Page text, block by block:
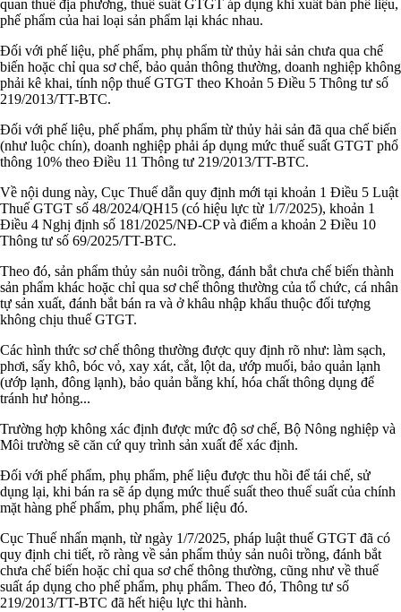
quan thuế địa phương, thuế suất GTGT áp dụng khi xuất bán phế liệu,
phế phẩm của hai loại sản phẩm lại khác nhau.
Đối với phế liệu, phế phẩm, phụ phẩm từ thủy hải sản chưa qua chế
biến hoặc chỉ qua sơ chế, bảo quản thông thường, doanh nghiệp không
phải kê khai, tính nộp thuế GTGT theo Khoản 5 Điều 5 Thông tư số
219/2013/TT-BTC.
Đối với phế liệu, phế phẩm, phụ phẩm từ thủy hải sản đã qua chế biến
(như luộc chín), doanh nghiệp phải áp dụng mức thuế suất GTGT phổ
thông 10% theo Điều 11 Thông tư 219/2013/TT-BTC.
Về nội dung này, Cục Thuế dẫn quy định mới tại khoản 1 Điều 5 Luật
Thuế GTGT số 48/2024/QH15 (có hiệu lực từ 1/7/2025), khoản 1
Điều 4 Nghị định số 181/2025/NĐ-CP và điểm a khoản 2 Điều 10
Thông tư số 69/2025/TT-BTC.
Theo đó, sản phẩm thủy sản nuôi trồng, đánh bắt chưa chế biến thành
sản phẩm khác hoặc chỉ qua sơ chế thông thường của tổ chức, cá nhân
tự sản xuất, đánh bắt bán ra và ở khâu nhập khẩu thuộc đối tượng
không chịu thuế GTGT.
Các hình thức sơ chế thông thường được quy định rõ như: làm sạch,
phơi, sấy khô, bóc vỏ, xay xát, cắt, lột da, ướp muối, bảo quản lạnh
(ướp lạnh, đông lạnh), bảo quản bằng khí, hóa chất thông dụng để
tránh hư hỏng...
Trường hợp không xác định được mức độ sơ chế, Bộ Nông nghiệp và
Môi trường sẽ căn cứ quy trình sản xuất để xác định.
Đối với phế phẩm, phụ phẩm, phế liệu được thu hồi để tái chế, sử
dụng lại, khi bán ra sẽ áp dụng mức thuế suất theo thuế suất của chính
mặt hàng phế phẩm, phụ phẩm, phế liệu đó.
Cục Thuế nhấn mạnh, từ ngày 1/7/2025, pháp luật thuế GTGT đã có
quy định chi tiết, rõ ràng về sản phẩm thủy sản nuôi trồng, đánh bắt
chưa chế biến hoặc chỉ qua sơ chế thông thường, cũng như về thuế
suất áp dụng cho phế phẩm, phụ phẩm. Theo đó, Thông tư số
219/2013/TT-BTC đã hết hiệu lực thi hành.